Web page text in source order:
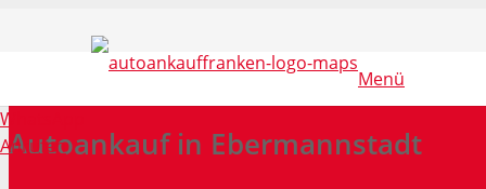
Menü
WhatsApp
Anrufen
Autoankauf in Ebermannstadt